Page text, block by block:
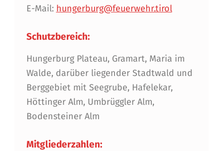
E-Mail: hungerburg@feuerwehr.tirol
Schutzbereich:
Hungerburg Plateau, Gramart, Maria im
Walde, darüber liegender Stadtwald und
Berggebiet mit Seegrube, Hafelekar,
Höttinger Alm, Umbrüggler Alm,
Bodensteiner Alm
Mitgliederzahlen: